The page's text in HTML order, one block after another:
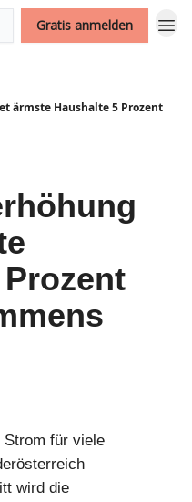
Gratis anmelden
ärmste Haushalte 5 Prozent
Strom für viele
wird die